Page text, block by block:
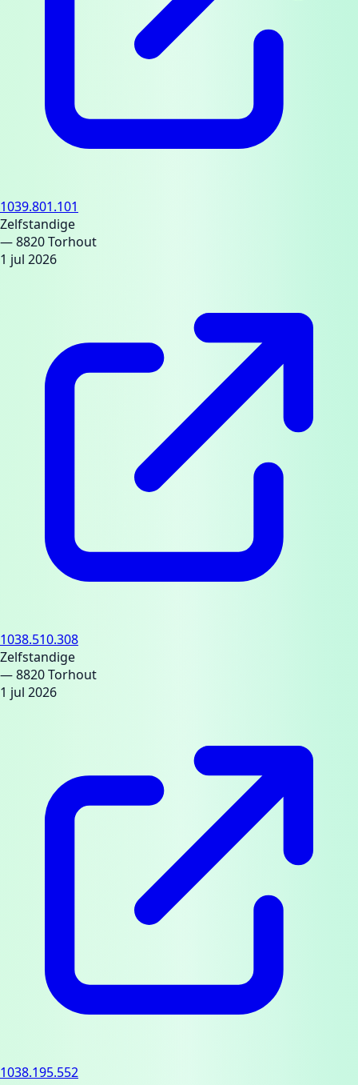
1039.801.101
Zelfstandige
— 8820 Torhout
1 jul 2026
1038.510.308
Zelfstandige
— 8820 Torhout
1 jul 2026
1038.195.552